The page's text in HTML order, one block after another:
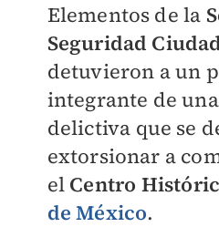
Elementos de la
Seguridad
detuvieron a un
integrante de
delictiva que se
extorsionar a
el Centro
de México.